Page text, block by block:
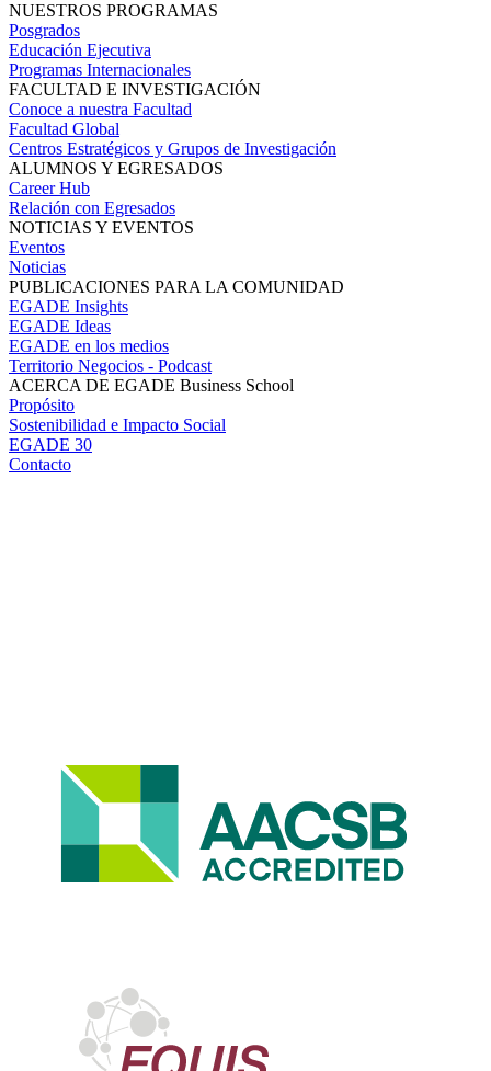
NUESTROS PROGRAMAS
Posgrados
Educación Ejecutiva
Programas Internacionales
FACULTAD E INVESTIGACIÓN
Conoce a nuestra Facultad
Facultad Global
Centros Estratégicos y Grupos de Investigación
ALUMNOS Y EGRESADOS
Career Hub
Relación con Egresados
NOTICIAS Y EVENTOS
Eventos
Noticias
PUBLICACIONES PARA LA COMUNIDAD
EGADE Insights
EGADE Ideas
EGADE en los medios
Territorio Negocios - Podcast
ACERCA DE EGADE Business School
Propósito
Sostenibilidad e Impacto Social
EGADE 30
Contacto